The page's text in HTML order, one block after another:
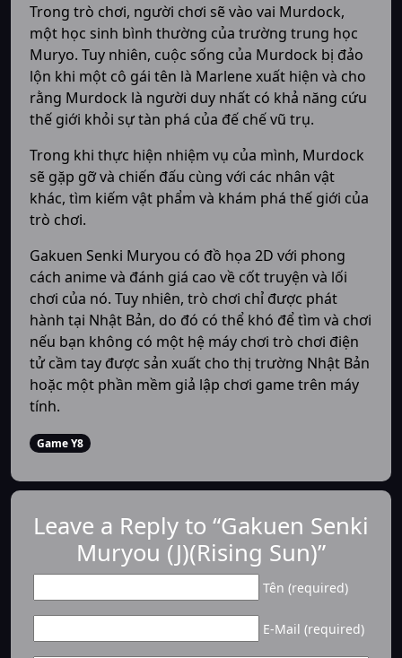
Trong trò chơi, người chơi sẽ vào vai Murdock,
một học sinh bình thường của trường trung học
Muryo. Tuy nhiên, cuộc sống của Murdock bị đảo
lộn khi một cô gái tên là Marlene xuất hiện và cho
rằng Murdock là người duy nhất có khả năng cứu
thế giới khỏi sự tàn phá của đế chế vũ trụ.
Trong khi thực hiện nhiệm vụ của mình, Murdock
sẽ gặp gỡ và chiến đấu cùng với các nhân vật
khác, tìm kiếm vật phẩm và khám phá thế giới của
trò chơi.
Gakuen Senki Muryou có đồ họa 2D với phong
cách anime và đánh giá cao về cốt truyện và lối
chơi của nó. Tuy nhiên, trò chơi chỉ được phát
hành tại Nhật Bản, do đó có thể khó để tìm và chơi
nếu bạn không có một hệ máy chơi trò chơi điện
tử cầm tay được sản xuất cho thị trường Nhật Bản
hoặc một phần mềm giả lập chơi game trên máy
tính.
Game Y8
Leave a Reply to “Gakuen Senki
Muryou (J)(Rising Sun)”
Tên (required)
E-Mail (required)